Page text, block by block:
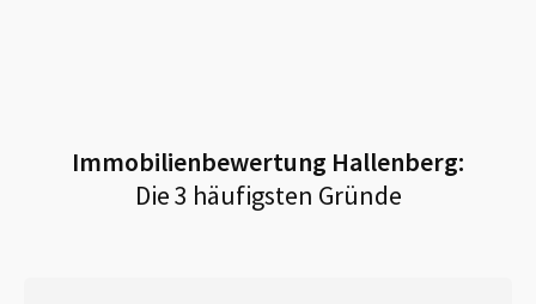
Immobilienbewertung Hallenberg:
Die 3 häufigsten Gründe